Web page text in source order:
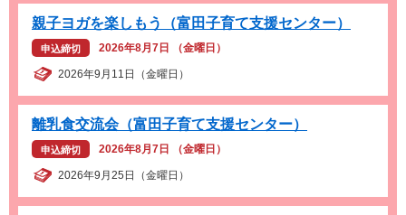
親子ヨガを楽しもう（富田子育て支援センター）
申込締切 2026年8月7日 （金曜日）
2026年9月11日（金曜日）
離乳食交流会（富田子育て支援センター）
申込締切 2026年8月7日 （金曜日）
2026年9月25日（金曜日）